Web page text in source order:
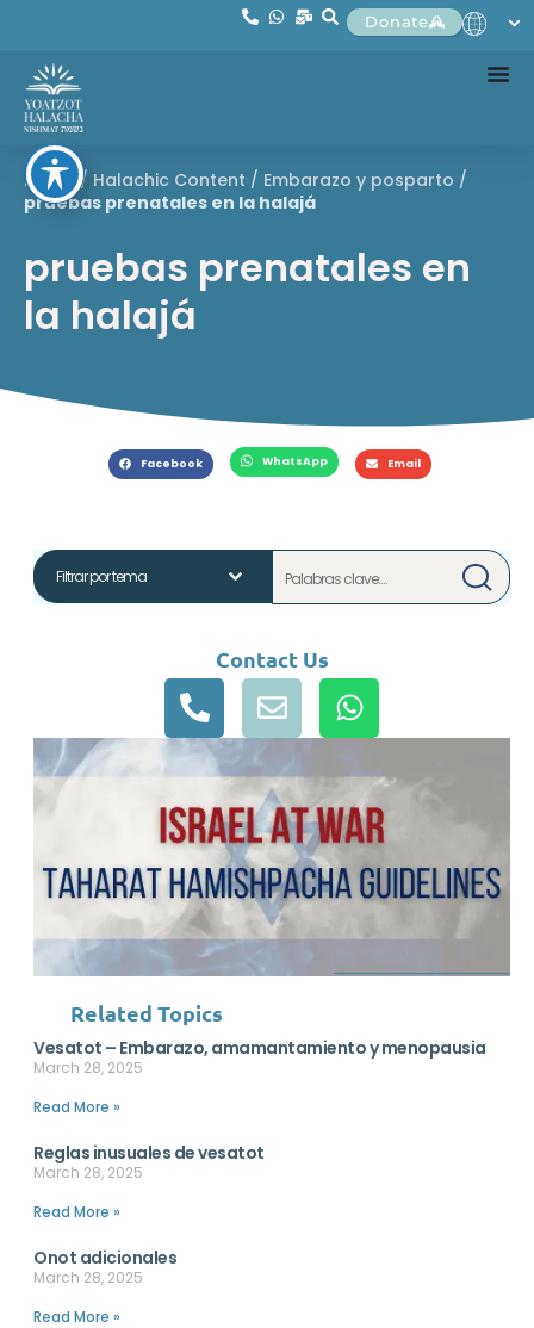
Donate
Home / Halachic Content / Embarazo y posparto /
pruebas prenatales en la halajá
pruebas prenatales en
la halajá
Facebook WhatsApp Email
Contact Us
Related Topics
Vesatot – Embarazo, amamantamiento y menopausia
March 28, 2025
Read More »
Reglas inusuales de vesatot
March 28, 2025
Read More »
Onot adicionales
March 28, 2025
Read More »